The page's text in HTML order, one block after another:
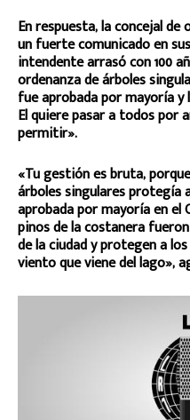
En respuesta, la concejal de
un fuerte comunicado en
intendente arrasó con 100
ordenanza de árboles
fue aprobada por mayoría
El quiere pasar a todos por
permitir».
«Tu gestión es bruta,
árboles singulares protegía
aprobada por mayoría en el
pinos de la costanera
de la ciudad y protegen a
viento que viene del lago»,